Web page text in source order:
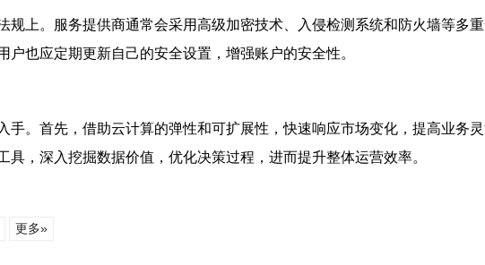
上。服务提供商通常会采用高级加密技术、入侵检测系统和防火墙等多
也应定期更新自己的安全设置，增强账户的安全性。
。首先，借助云计算的弹性和可扩展性，快速响应市场变化，提高业务
，深入挖掘数据价值，优化决策过程，进而提升整体运营效率。
更多»